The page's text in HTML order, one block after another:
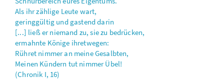
Als ihr zählige Leute wart,
geringgültig und gastend darin
[...] ließ er niemand zu, sie zu bedrücken,
ermahnte Könige ihretwegen:
Rühret nimmer an meine Gesalbten,
Meinen Kündern tut nimmer Übel!
(Chronik I, 16)